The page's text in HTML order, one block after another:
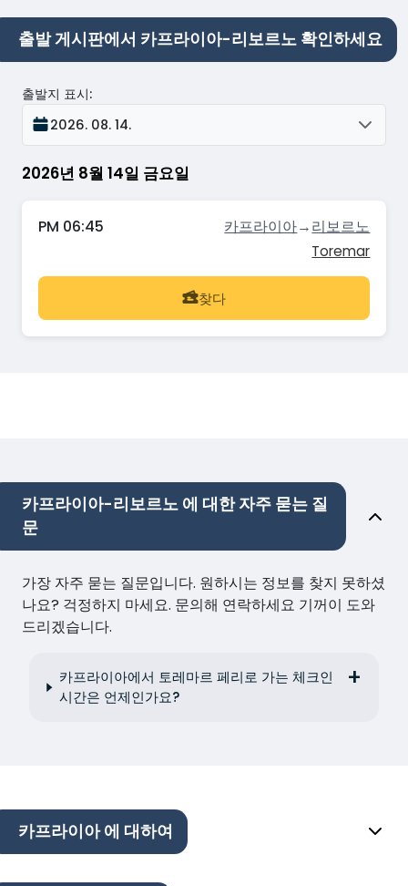
출발 게시판에서 카프라이아-리보르노 확인하세요
2026년 8월 14일 금요일
출발지 표시:
2026. 08. 14.
PM 06:45 카프라이아→리보르노
Toremar
찾다
카프라이아-리보르노 에 대한 자주 묻는 질
문
가장 자주 묻는 질문입니다. 원하시는 정보를 찾지 못하셨
나요? 걱정하지 마세요. 문의해 연락하세요 기꺼이 도와
드리겠습니다.
카프라이아에서 토레마르 페리로 가는 체크인
시간은 언제인가요?
카프라이아 에 대하여